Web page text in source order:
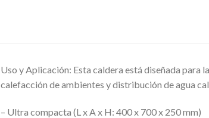
Uso y Aplicación: Esta caldera está diseñada para
calefacción de ambientes y distribución de agua
– Ultra compacta (L x A x H: 400 x 700 x 250 mm)